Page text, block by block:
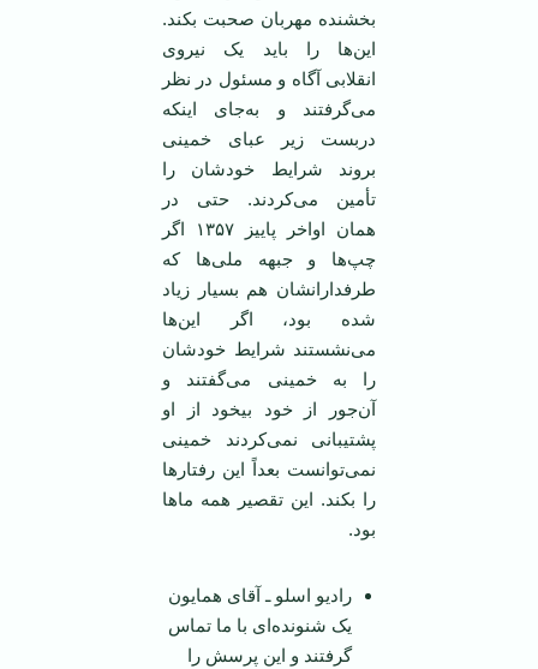
بخشنده مهربان صحبت بکند.
این‌ها را باید یک نیروی
انقلابی آگاه و مسئول در نظر
می‌گرفتند و به‌جای اینکه
دربست زیر عبای خمینی
بروند شرایط خودشان را
تأمین می‌کردند. حتی در‌‌
همان اواخر پاییز ۱۳۵۷ اگر
چپ‌ها و جبهه ملی‌ها که
طرفدارانشان هم بسیار زیاد
شده بود، اگر این‌ها
می‌نشستند شرایط خودشان
را به خمینی می‌گفتند و
آن‌جور از خود بیخود از او
پشتیبانی نمی‌کردند خمینی
نمی‌توانست بعداً این رفتار‌ها
را بکند. این تقصیر همه ما‌ها
بود.
رادیو اسلو ـ آقای همایون
یک شنونده‌ای با ما تماس
گرفتند و این پرسش را